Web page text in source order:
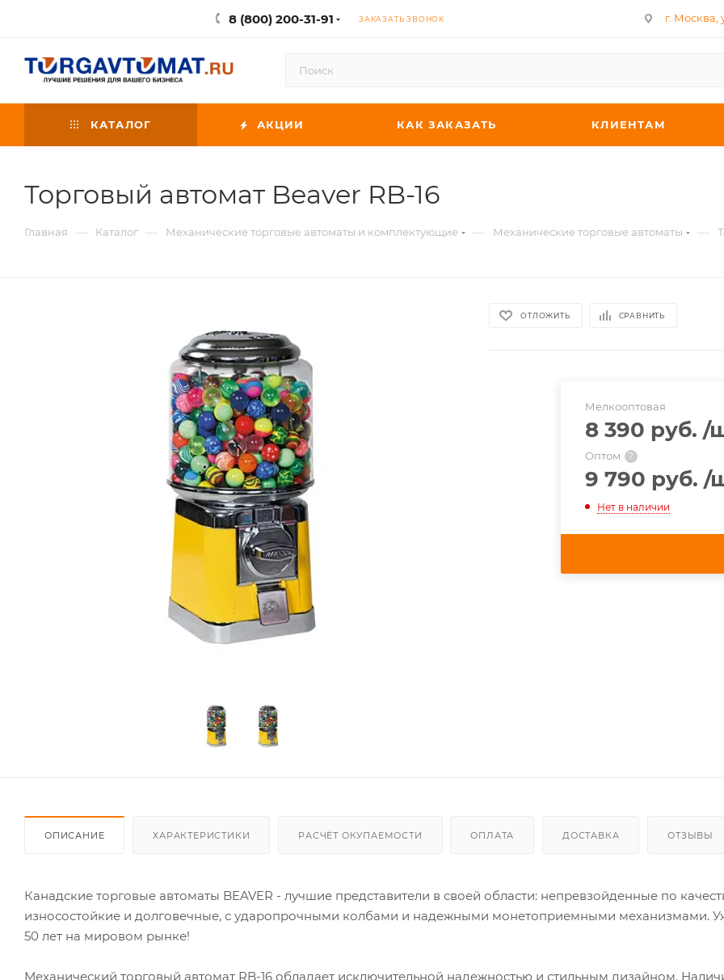
8 (800) 200-31-91 ЗАКАЗАТЬ ЗВОНОК г. Москва,
КАТАЛОГ АКЦИИ КАК ЗАКАЗАТЬ КЛИЕНТАМ
Торговый автомат Beaver RB-16
Главная — Каталог — Механические торговые автоматы и комплектующие — Механические торговые автоматы —
ОТЛОЖИТЬ СРАВНИТЬ
Мелкооптовая
8 390 руб. /
Оптом ?
9 790 руб. /
Нет в наличии
ОПИСАНИЕ ХАРАКТЕРИСТИКИ РАСЧЁТ ОКУПАЕМОСТИ ОПЛАТА ДОСТАВКА ОТЗЫВЫ
Канадские торговые автоматы BEAVER - лучшие представители в своей области: непревзойденные по
износостойкие и долговечные, с ударопрочными колбами и надежными монетоприемными механизмами.
50 лет на мировом рынке!
Механический торговый автомат RB-16 обладает исключительной надежностью и стильным дизайном.